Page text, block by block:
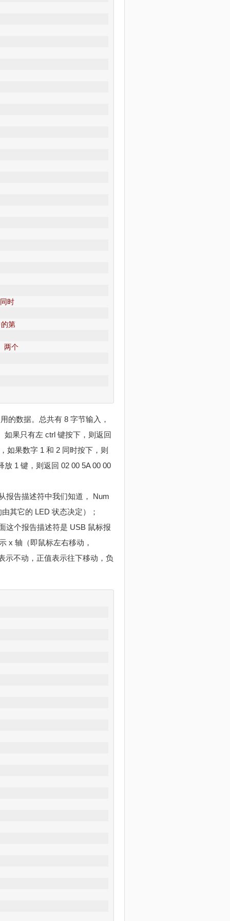
时
第
两个
的数据。总共有 8 字节输入，
果只有左 ctrl 键按下，则返回
如果数字 1 和 2 同时按下，则
放 1 键，则返回 02 00 5A 00 00
报告描述符中我们知道， Num
其它的 LED 状态决定）；
这个报告描述符是 USB 鼠标报
x 轴（即鼠标左右移动，
示不动，正值表示往下移动，负